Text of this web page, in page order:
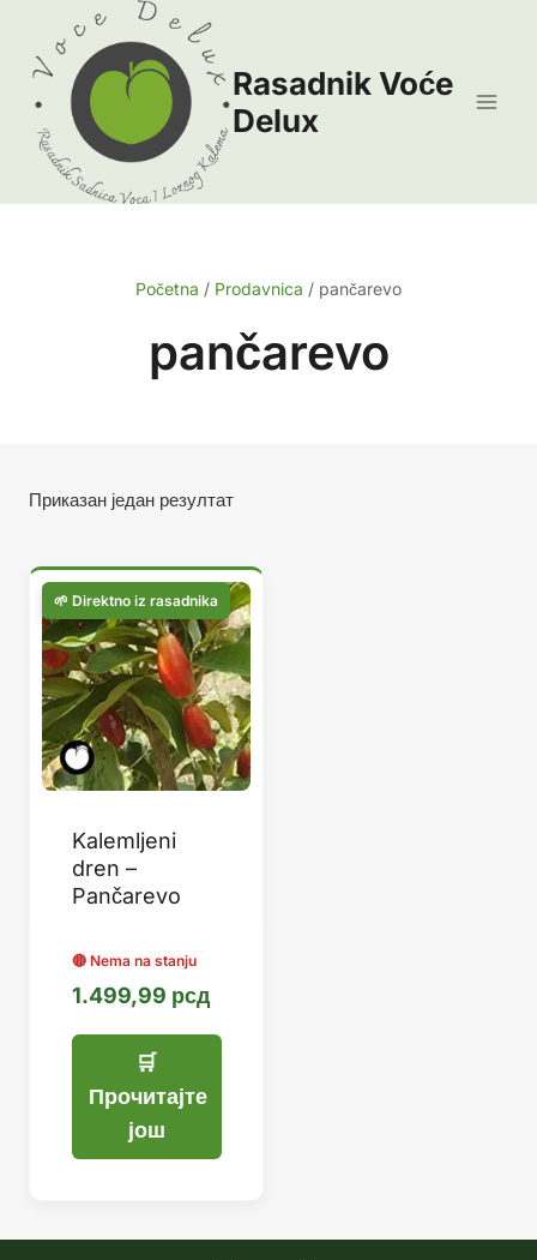
content
Rasadnik Voće
Delux
Početna / Prodavnica / pančarevo
pančarevo
Приказан један резултат
Kalemljeni
dren –
Pančarevo
1.499,99 рсд
Прочитајте
још